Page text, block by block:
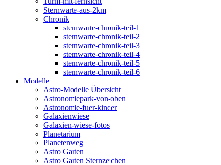
Sternwarte-aus-2km
Chronik
sternwarte-chronik-teil-1
sternwarte-chronik-teil-2
sternwarte-chronik-teil-3
sternwarte-chronik-teil-4
sternwarte-chronik-teil-5
sternwarte-chronik-teil-6
Modelle
Astro-Modelle Übersicht
Astronomiepark-von-oben
Astronomie-fuer-kinder
Galaxienwiese
Galaxien-wiese-fotos
Planetarium
Planetenweg
Astro Garten
Astro Garten Sternzeichen